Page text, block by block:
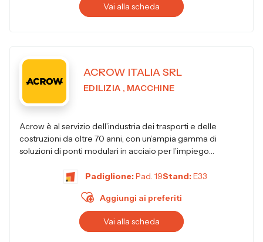
Vai alla scheda
ACROW ITALIA SRL
EDILIZIA , MACCHINE
Acrow è al servizio dell’industria dei trasporti e delle
costruzioni da oltre 70 anni, con un’ampia gamma di
soluzioni di ponti modulari in acciaio per l’impiego
Padiglione:Pad. 19Stand:E33
Aggiungi ai preferiti
Vai alla scheda